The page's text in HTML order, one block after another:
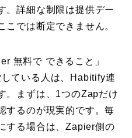
。詳細な制限は提供デー
こでは断定できません。
無料で できること」
ている人は、Habitify連
。まずは、1つのZapだけ
するのが現実的です。毎
する場合は、Zapier側の